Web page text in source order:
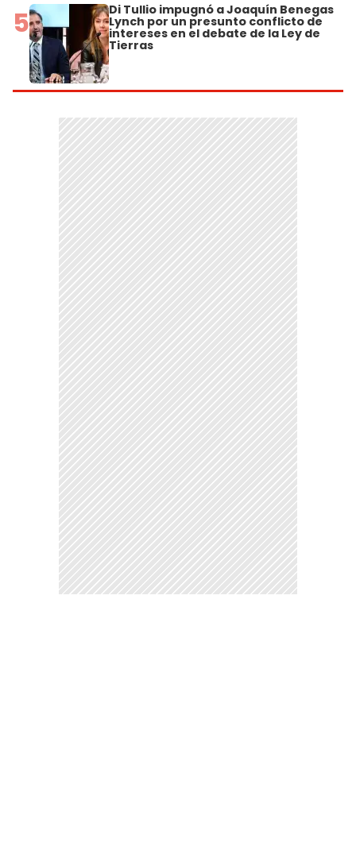
5 Di Tullio impugnó a Joaquín Benegas
Lynch por un presunto conflicto de
intereses en el debate de la Ley de
Tierras